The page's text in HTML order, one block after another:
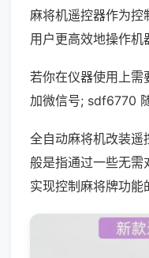
麻将机遥控器作为控
用户更高效地操作机
若你在仪器使用上需
加微信号; sdf6770
全自动麻将机改装遥
般是指通过一些无需
实现控制麻将牌功能